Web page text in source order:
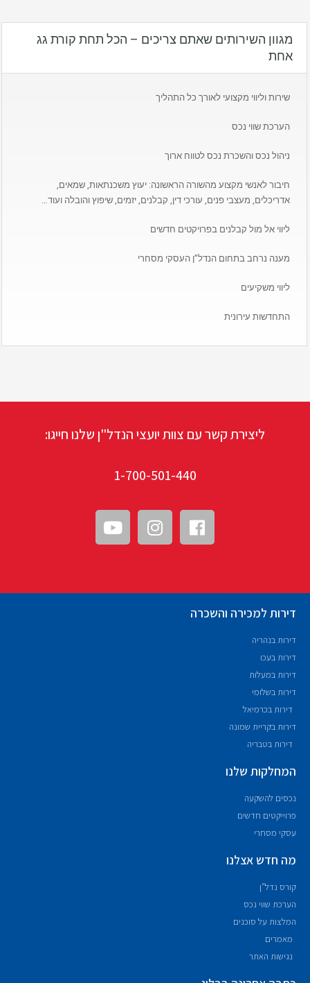
מגוון השירותים שאתם צריכים – הכל תחת קורת גג
אחת
שירות וליווי מקצועי לאורך כל התהליך
הערכת שווי נכס
ניהול נכס והשכרת נכס לטווח ארוך
חיבור לאנשי מקצוע מהשורה הראשונה: יעוץ משכנתאות, שמאים,
אדריכלים, מעצבי פנים, עורכי דין, קבלנים, יזמים, שיפוץ והובלה ועוד…
ליווי אל מול קבלנים בפרויקטים חדשים
מענה נרחב בתחום הנדל”ן העסקי מסחרי
ליווי משקיעים
התחדשות עירונית
ליצירת קשר עם צוות יועצי הנדל"ן שלנו חייגו:
1-700-501-440
דירות למכירה והשכרה
דירות בנהריה
דירות בעכו
דירות במעלות
דירות בשלומי
דירות בכרמיאל
דירות בקריית שמונה
דירות בטבריה
המחלקות שלנו
נכסים להשקעה
פרוייקטים חדשים
עסקי מסחרי
מה חדש אצלנו
קורס נדל"ן
הערכת שווי נכס
המלצות על סוכנים
מאמרים
נגישות האתר